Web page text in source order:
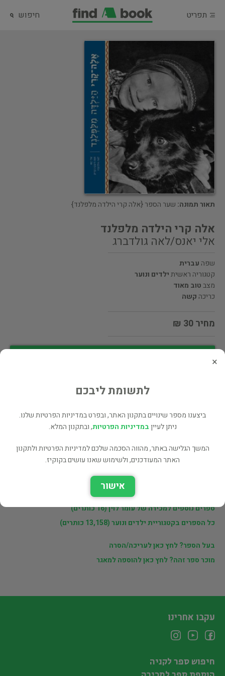
תפריט חיפוש
תאור תמונה: שער הספר {אלה קרי הילדה מלפלנד}
אלה קרי הילדה מלפלנד
אלי יאנס/לאה גולדברג
שפה עברית
קטגוריה ראשיתילדים ונוער
מצבטוב מאוד
כריכה קשה
מחיר 30 ₪
פרטי המוכר
עומר לוין
ספרים נוספים למכירה של עומר לוין (16 כותרים)
כל הספרים בקטגוריית ילדים ונוער (13,158 כותרים)
בעל הספר? לחץ כאן לעריכה/הסרה
מוכר ספר זהה? לחץ כאן להוספה למאגר
×
לתשומת ליבכם
ביצענו מספר שינויים בתקנון האתר, ובפרט במדיניות הפרטיות שלנו.
ניתן לעייןבמדיניות הפרטיות, ובתקנון המלא.
המשך הגלישה באתר, מהווה הסכמה שלכם למדיניות הפרטיות ולתקנון
האתר המעודכנים, ולשימוש שאנו עושים בקוקיז.
אישור
עקבו אחרינו
חיפוש ספר לקניה